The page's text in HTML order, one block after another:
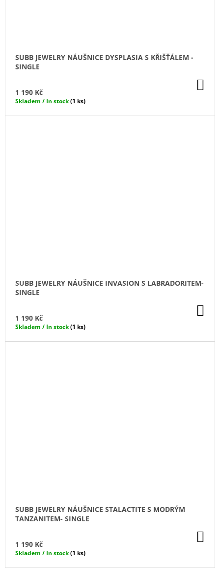
SUBB JEWELRY NÁUŠNICE DYSPLASIA S KŘIŠŤÁLEM -
SINGLE
1 190 Kč
Skladem / In stock(1 ks)
SUBB JEWELRY NÁUŠNICE INVASION S LABRADORITEM-
SINGLE
1 190 Kč
Skladem / In stock(1 ks)
SUBB JEWELRY NÁUŠNICE STALACTITE S MODRÝM
TANZANITEM- SINGLE
1 190 Kč
Skladem / In stock(1 ks)